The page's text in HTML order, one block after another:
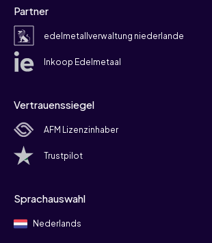
Partner
edelmetallverwaltung niederlande
Inkoop Edelmetaal
Vertrauenssiegel
AFM Lizenzinhaber
Trustpilot
Sprachauswahl
Nederlands